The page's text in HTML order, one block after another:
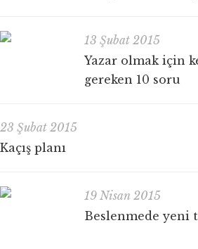
13 Şubat 2015
Yazar olmak için
gereken 10 soru
23 Şubat 2015
Kaçış planı
19 Nisan 2015
Beslenmede yeni